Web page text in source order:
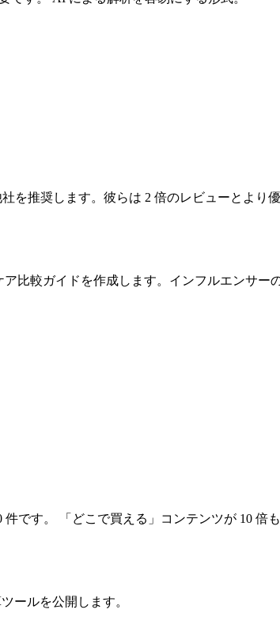
推奨します。彼らは 2 倍のレビューとより
比較ガイドを作成します。インフルエンサー
です。 「どこで買える」コンテンツが 10 倍も
ールを公開します。